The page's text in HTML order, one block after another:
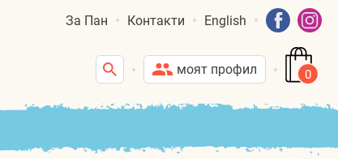
За Пан Контакти English
моят профил 0